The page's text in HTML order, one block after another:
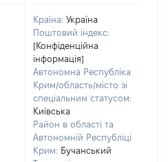
Країна: Україна
Поштовий індекс:
[Конфіденційна
інформація]
Автономна Республіка
Крим/область/місто зі
спеціальним статусом:
Київська
Район в області та
Автономній Республіці
Крим: Бучанський